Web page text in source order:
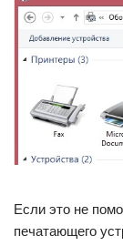
Если это не
печатающего